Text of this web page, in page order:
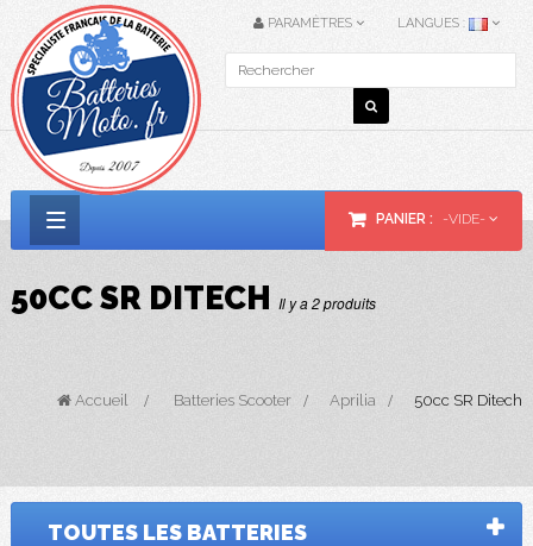
PARAMÈTRES LANGUES :
la
PANIER : -VIDE-
50CC SR DITECH Il y a 2 produits
Accueil > Batteries Scooter > Aprilia > 50cc SR Ditech
TOUTES LES BATTERIES